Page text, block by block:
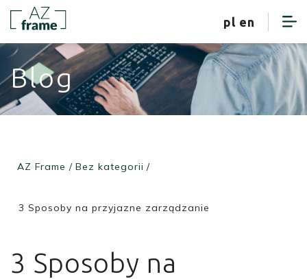
pl en
Blog
AZ Frame / Bez kategorii /
3 Sposoby na przyjazne zarządzanie
3 Sposoby na